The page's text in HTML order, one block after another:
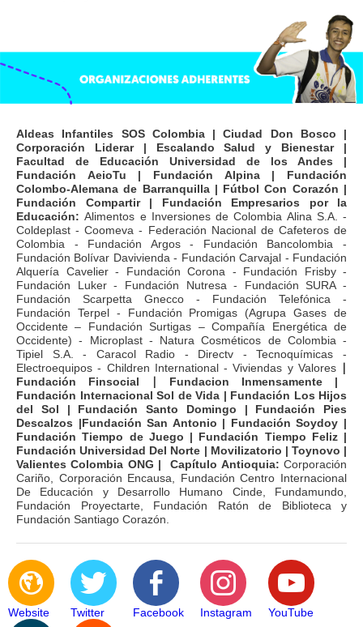
Aldeas Infantiles SOS Colombia | Ciudad Don Bosco |
Corporación Liderar | Escalando Salud y Bienestar |
Facultad de Educación Universidad de los Andes |
Fundación AeioTu | Fundación Alpina | Fundación
Colombo-Alemana de Barranquilla | Fútbol Con Corazón |
Fundación Compartir | Fundación Empresarios por la
Educación:Alimentos e Inversiones de Colombia Alina S.A. -
Coldeplast - Coomeva - Federación Nacional de Cafeteros de
Colombia - Fundación Argos - Fundación Bancolombia -
Fundación Bolívar Davivienda - Fundación Carvajal - Fundación
Alquería Cavelier - Fundación Corona - Fundación Frisby -
Fundación Luker - Fundación Nutresa - Fundación SURA -
Fundación Scarpetta Gnecco - Fundación Telefónica -
Fundación Terpel - Fundación Promigas (Agrupa Gases de
Occidente – Fundación Surtigas – Compañía Energética de
Occidente) - Microplast - Natura Cosméticos de Colombia -
Tipiel S.A. - Caracol Radio - Directv - Tecnoquímicas -
Electroequipos - Children International - Viviendas y Valores
Fundación Finsocial
Fundacion Inmensamente |
Fundación Internacional Sol de Vida | Fundación Los Hijos
del Sol | Fundación Santo Domingo | Fundación Pies
Descalzos |Fundación San Antonio | Fundación Soydoy |
Fundación Tiempo de Juego | Fundación Tiempo Feliz |
Fundación Universidad Del Norte | Movilizatorio | Toynovo |
Valientes Colombia ONG | Capítulo Antioquia: Corporación
Cariño, Corporación Encausa, Fundación Centro Internacional
De Educación y Desarrollo Humano Cinde, Fundamundo,
Fundación Proyectarte, Fundación Ratón de Biblioteca y
Fundación Santiago Corazón.
Website Twitter Facebook Instagram YouTube